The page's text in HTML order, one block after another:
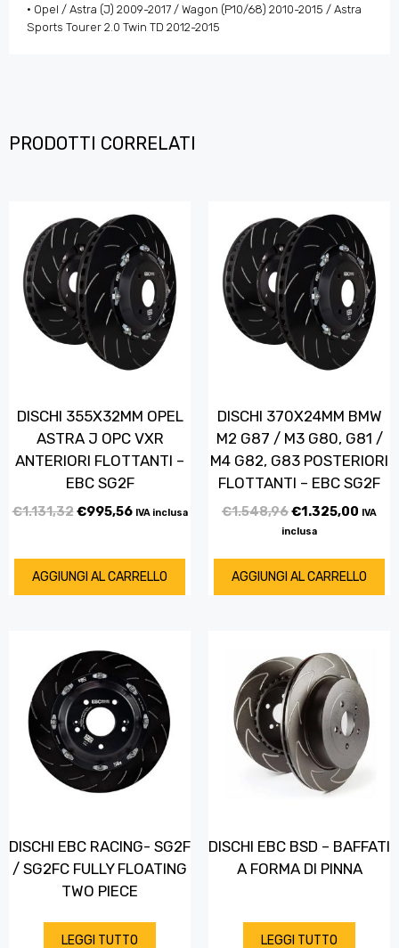
• Opel / Astra (J) 2009-2017 / Wagon (P10/68) 2010-2015 / Astra
Sports Tourer 2.0 Twin TD 2012-2015
PRODOTTI CORRELATI
DISCHI 355X32MM OPEL
ASTRA J OPC VXR
ANTERIORI FLOTTANTI –
EBC SG2F
€1.131,32€995,56 IVA inclusa
AGGIUNGI AL CARRELLO
DISCHI 370X24MM BMW
M2 G87 / M3 G80, G81 /
M4 G82, G83 POSTERIORI
FLOTTANTI – EBC SG2F
€1.548,96€1.325,00 IVA
inclusa
AGGIUNGI AL CARRELLO
DISCHI EBC RACING- SG2F
/ SG2FC FULLY FLOATING
TWO PIECE
LEGGI TUTTO
DISCHI EBC BSD – BAFFATI
A FORMA DI PINNA
LEGGI TUTTO